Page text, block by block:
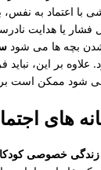
با اعتماد به نفس،
فشار یا هدایت
بچه ها می شود
بر این،
های
خصوصی